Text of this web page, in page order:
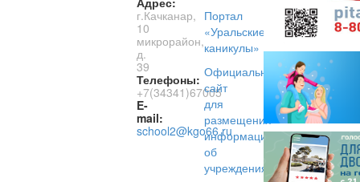
г.Качканар,
10
микрорайон,
д.
39
Телефоны:
+7(34341)67005
E-
mail:
school2@kgo66.ru
Портал
«Уральские
каникулы»
Официальный
сайт
для
размещения
информации
об
учреждениях